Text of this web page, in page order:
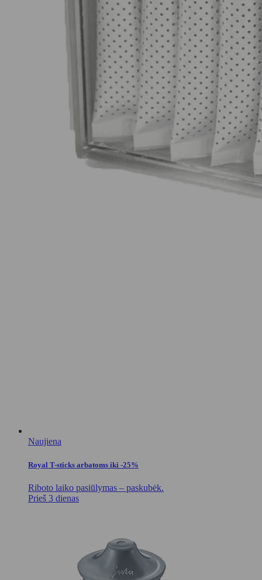
Naujiena
Royal T-sticks arbatoms iki -25%
Riboto laiko pasiūlymas – paskubėk.
Prieš 3 dienas